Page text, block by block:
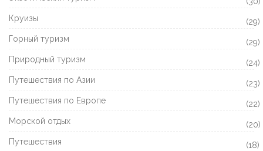
Круизы
(29)
Горный туризм
(29)
Природный туризм
(24)
Путешествия по Азии
(23)
Путешествия по Европе
(22)
Морской отдых
(20)
Путешествия
(18)